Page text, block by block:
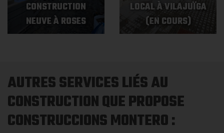
CONSTRUCTION
NEUVE À ROSES
LOCAL À VILAJUÏGA
(EN COURS)
AUTRES SERVICES LIÉS AU
CONSTRUCTION QUE PROPOSE
CONSTRUCCIONS MONTERO :